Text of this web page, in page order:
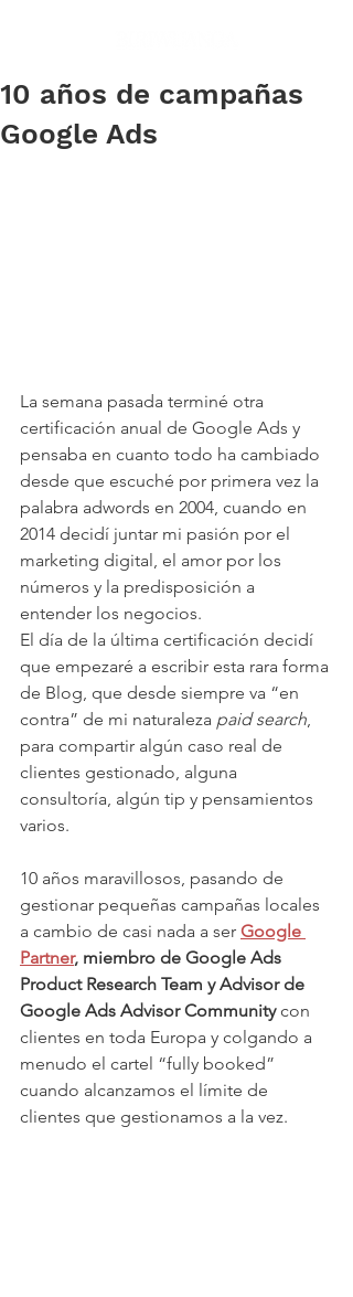
10 años de campañas
Google Ads
La semana pasada terminé otra
certificación anual de Google Ads y
pensaba en cuanto todo ha cambiado
desde que escuché por primera vez la
palabra adwords en 2004, cuando en
2014 decidí juntar mi pasión por el
marketing digital, el amor por los
números y la predisposición a
entender los negocios.
El día de la última certificación decidí
que empezaré a escribir esta rara forma
de Blog, que desde siempre va “en
contra” de mi naturaleza paid search,
para compartir algún caso real de
clientes gestionado, alguna
consultoría, algún tip y pensamientos
varios.
10 años maravillosos, pasando de
gestionar pequeñas campañas locales
a cambio de casi nada a ser Google
Partner, miembro de Google Ads
Product Research Team y Advisor de
Google Ads Advisor Community con
clientes en toda Europa y colgando a
menudo el cartel “fully booked”
cuando alcanzamos el límite de
clientes que gestionamos a la vez.